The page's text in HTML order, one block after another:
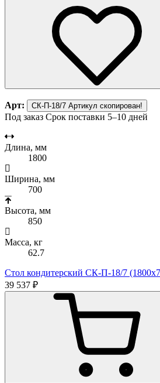
Арт: СК-П-18/7 Артикул скопирован!
Под заказ Срок поставки 5–10 дней
Длина, мм
1800
Ширина, мм
700
Высота, мм
850
Масса, кг
62.7
Стол кондитерский СК-П-18/7
39 537 ₽